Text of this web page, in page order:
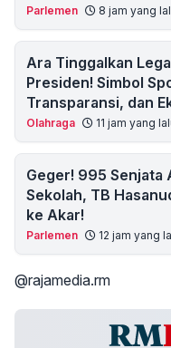
Parlemen 8 jam yang
Ara Tinggalkan
Presiden! Simbol
Transparansi, dan
Olahraga 11 jam yang
Geger! 995 Senjata
Sekolah, TB
ke Akar!
Parlemen 12 jam yang
@rajamedia.rm